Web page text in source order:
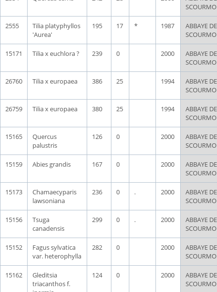
2555
Tilia platyphyllos
'Aurea'
195 17 * 1987
ABBAYE DE
15171 Tilia x euchlora ? 239 0 2000
ABBAYE DE
26760 Tilia x europaea 386 25 1994
ABBAYE DE
26759 Tilia x europaea 380 25 1994
ABBAYE DE
15165
Quercus
palustris
126 0 2000
ABBAYE DE
15159 Abies grandis 167 0 2000
ABBAYE DE
15173
Chamaecyparis
lawsoniana
236 0 . 2000
ABBAYE DE
15156
Tsuga
canadensis
299 0 . 2000
ABBAYE DE
15152
Fagus sylvatica
var. heterophylla
282 0 2000
ABBAYE DE
15162
Gleditsia
triacanthos f.
124 0 2000
ABBAYE DE